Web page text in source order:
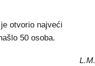
otvorio najveći
50 osoba.
L.M.